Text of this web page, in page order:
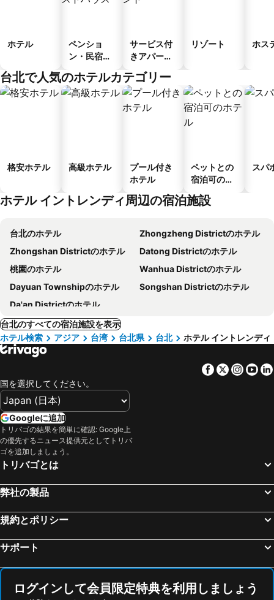
ホテル
ペンショ
ン・民宿・
ス
サービス付
きアパート
リゾート ホス
台北で人気のホテルカテゴリー
格安ホテル 高級ホテル
プール付き
ホテル
ペットとの
宿泊可のホ
テル
スパ
ホテル イントレンディ周辺の宿泊施設
台北のホテル
Zhongzheng Districtのホテル
Zhongshan Districtのホテル
Datong Districtのホテル
桃園のホテル
Wanhua Districtのホテル
Dayuan Townshipのホテル
Songshan Districtのホテル
Da'an Districtのホテル
台北のすべての宿泊施設を表示
ホテル検索
アジア 台湾 台北県 台北 ホテル イントレンディ
Facebook
Twitter
国を選択してください。
Googleに追加
トリバゴの結果を簡単に確認: Google上
の優先するニュース提供元としてトリバ
ゴを追加しましょう。
トリバゴとは
弊社の製品
規約とポリシー
サポート
ログインして会員限定特典を利用しましょう